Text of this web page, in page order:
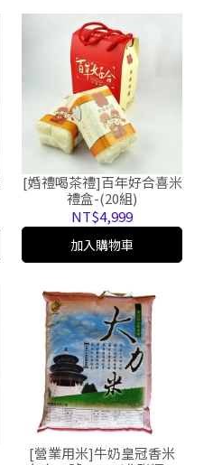
[婚禮喝茶禮]百年好合喜米
禮盒-(20組)
NT$4,999
加入購物車
[營業用米]牛奶皇冠香米